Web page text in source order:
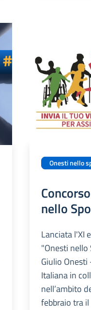
Onesti nello
nello
Lanciata l'XI
"Onesti nello
Giulio
Italiana in
nell’ambito
febbraio tra